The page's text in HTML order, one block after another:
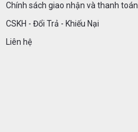
Chính sách giao nhận và thanh toán
CSKH - Đổi Trả - Khiếu Nại
Liên hệ